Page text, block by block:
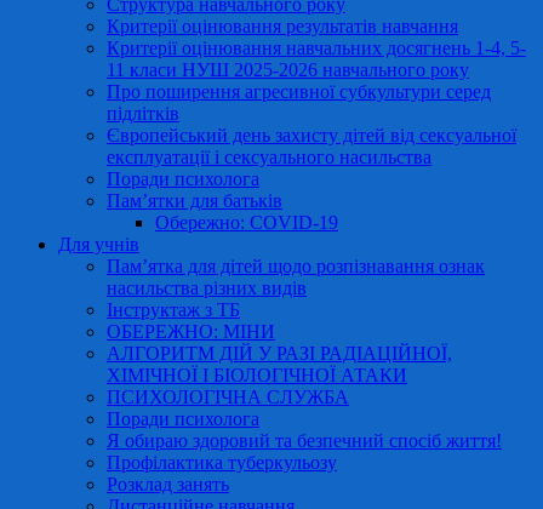
Структура навчального року
Критерії оцінювання результатів навчання
Критерії оцінювання навчальних досягнень 1-4, 5-
11 класи НУШ 2025-2026 навчального року
Про поширення агресивної субкультури серед
підлітків
Європейський день захисту дітей від сексуальної
експлуатації і сексуального насильства
Поради психолога
Пам’ятки для батьків
Обережно: COVID-19
Для учнів
Пам’ятка для дітей щодо розпізнавання ознак
насильства різних видів
Інструктаж з ТБ
ОБЕРЕЖНО: МІНИ
АЛГОРИТМ ДІЙ У РАЗІ РАДІАЦІЙНОЇ,
ХІМІЧНОЇ І БІОЛОГІЧНОЇ АТАКИ
ПСИХОЛОГІЧНА СЛУЖБА
Поради психолога
Я обираю здоровий та безпечний спосіб життя!
Профілактика туберкульозу
Розклад занять